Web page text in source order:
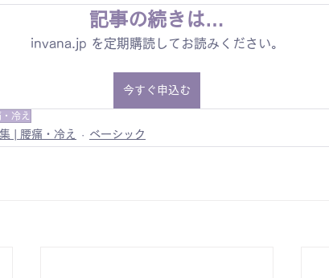
記事の続きは…
invana.jp を定期購読してお読みください。
今すぐ申込む
冷え
| 腰痛・冷え ベーシック